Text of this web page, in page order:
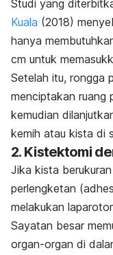
Studi yang
Kuala (2018)
hanya
cm untuk
Setelah itu, rongga
menciptakan ruang
kemudian
kemih atau kista di
2. Kistektomi
Jika kista
perlengketan
melakukan
Sayatan besar
organ-organ di